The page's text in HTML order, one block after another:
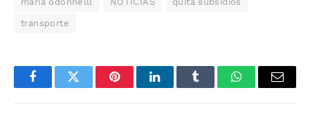
transporte
FacebookTwitter PinterestLinkedInTumblr WhatsAppEmail